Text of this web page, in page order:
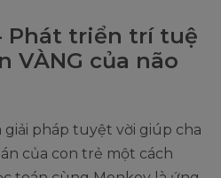
Phát triển trí tuệ
VÀNG của não
giải pháp tuyệt vời giúp cha
của con trẻ một cách